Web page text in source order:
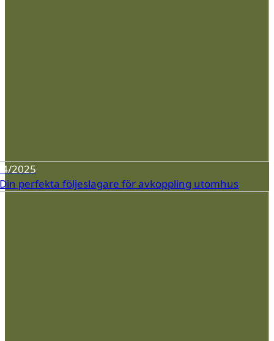
2025
perfekta följeslagare för avkoppling utomhus